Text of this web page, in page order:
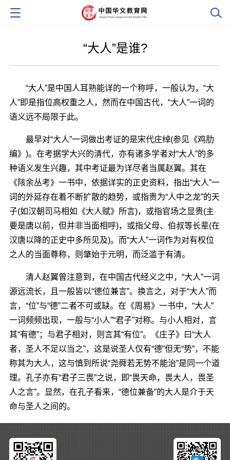
“大人”是谁?
“大人”是中国人耳熟能详的一个称呼，一般认为，“大
人”即是指位高权重之人，然而在中国古代，“大人”一词的
语义远不局限于此。
最早对“大人”一词做出考证的是宋代庄绰(参见《鸡肋
编》)。在考据学大兴的清代，亦有诸多学者对“大人”的多
种语义发生兴趣，其中考证最为详尽者当属赵翼。其在
《陔余丛考》一书中，依据详实的正史资料，指出“大人”一
词的外延存在着不断扩散的趋势，或指贵为“人中之龙”的天
子(如汉朝司马相如《大人赋》所言)，或指官场之显贵(主
要是唐以前，但并非当面相呼)，或指父母、伯叔等长辈(在
汉唐以降的正史中多所见及)。而“大人”一词作为对有权位
之人的当面尊称，则肇始于元明，而泛滥于有清。
清人赵翼曾注意到，在中国古代经义之中，“大人”一词
源远流长，且一般皆以“德位兼言”。换言之，对于“大人”而
言，“位”与“德”二者不可或缺。在《周易》一书中，“大人”
一词频频出现，一般与“小人”“君子”对称。与小人相对，言
其“有德”；与君子相对，则言其“有位”。《庄子》曰“大人
者，圣人不足以当之”，这是说圣人仅有“德”但无“势”，不能
称其为大人，这与慎到所说“尧舜若无势不能治”是同一个道
理。孔子亦有“君子三畏”之说，即“畏天命，畏大人，畏圣
人之言”。显然，在孔子看来，“德位兼备”的大人是介于天
命与圣人之间的。